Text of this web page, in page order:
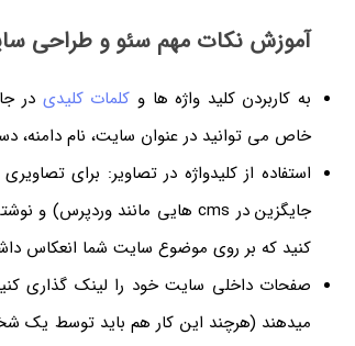
آموزش نکات مهم سئو و طراحی
به کاربردن کلید واژه ها و کلمات کلیدی در
خاص می توانید در عنوان سایت، نام دامنه،
استفاده از کلیدواژه در تصاویر: برای
کنید که بر روی موضوع سایت شما انعکاس
صفحات داخلی سایت خود را لینک گذاری
میدهند (هرچند این کار هم باید توسط یک